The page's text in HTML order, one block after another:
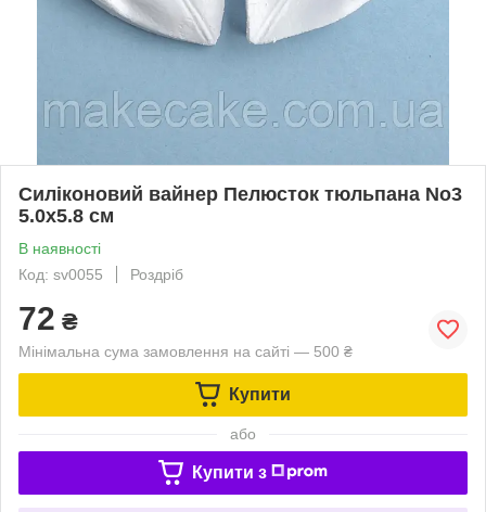
Силіконовий вайнер Пелюсток тюльпана No3
5.0х5.8 см
В наявності
Код: sv0055
Роздріб
72 ₴
Мінімальна сума замовлення на сайті — 500 ₴
Купити
або
Купити з